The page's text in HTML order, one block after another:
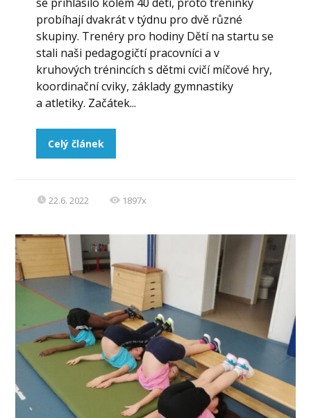
probíhají dvakrát v týdnu pro dvě různé
skupiny. Trenéry pro hodiny Dětí na startu se
stali naši pedagogičtí pracovníci a v
kruhových trénincích s dětmi cvičí míčové hry,
koordinační cviky, základy gymnastiky
a atletiky. Začátek...
Celý článek
22.6. 2022 1897x